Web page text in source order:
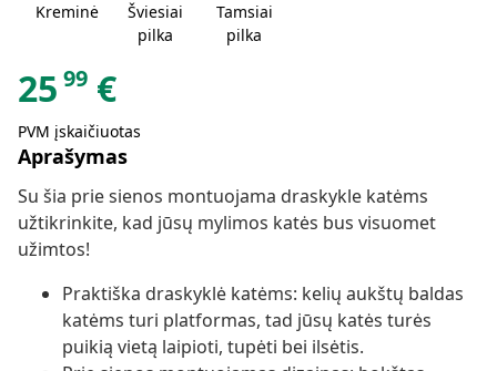
Kreminė
Šviesiai
pilka
Tamsiai
pilka
25 99 €
PVM įskaičiuotas
Aprašymas
Su šia prie sienos montuojama draskykle katėms
užtikrinkite, kad jūsų mylimos katės bus visuomet
užimtos!
Praktiška draskyklė katėms: kelių aukštų baldas
katėms turi platformas, tad jūsų katės turės
puikią vietą laipioti, tupėti bei ilsėtis.